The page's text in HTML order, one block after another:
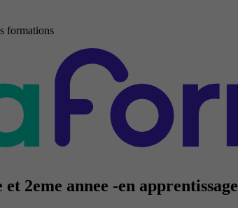
formations
2eme annee -en apprentissage